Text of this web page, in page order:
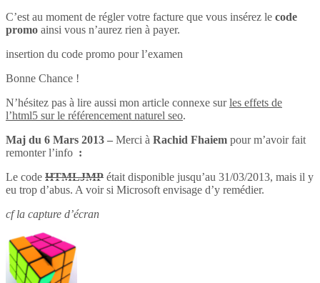
C’est au moment de régler votre facture que vous insérez le code
promo ainsi vous n’aurez rien à payer.
insertion du code promo pour l’examen
Bonne Chance !
N’hésitez pas à lire aussi mon article connexe surles effets de
l’html5 sur le référencement naturel seo.
Maj du 6 Mars 2013 – Merci à Rachid Fhaiem pour m’avoir fait
remonter l’info :
Le code HTMLJMP était disponible jusqu’au 31/03/2013, mais il y
eu trop d’abus. A voir si Microsoft envisage d’y remédier.
cf la capture d’écran